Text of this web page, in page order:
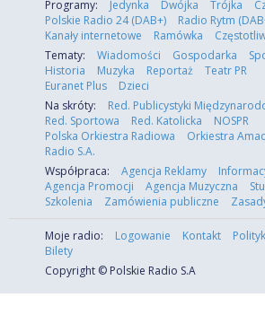
Programy: Jedynka Dwójka Trójka
Polskie Radio 24 (DAB+)
Radio Rytm
Kanały internetowe
Ramówka
Tematy:
Wiadomości Gospodarka
Historia
Muzyka Reportaż
Teatr PR
Euranet Plus
Dzieci
Na skróty:
Red. Publicystyki
Red. Sportowa
Red. Katolicka
NOSPR
Polska Orkiestra Radiowa
Orkiestra
Radio S.A.
Współpraca:
Agencja Reklamy
Agencja Promocji
Agencja Muzyczna
Szkolenia
Zamówienia publiczne
Moje radio: Logowanie Kontakt
Bilety
Copyright © Polskie Radio S.A